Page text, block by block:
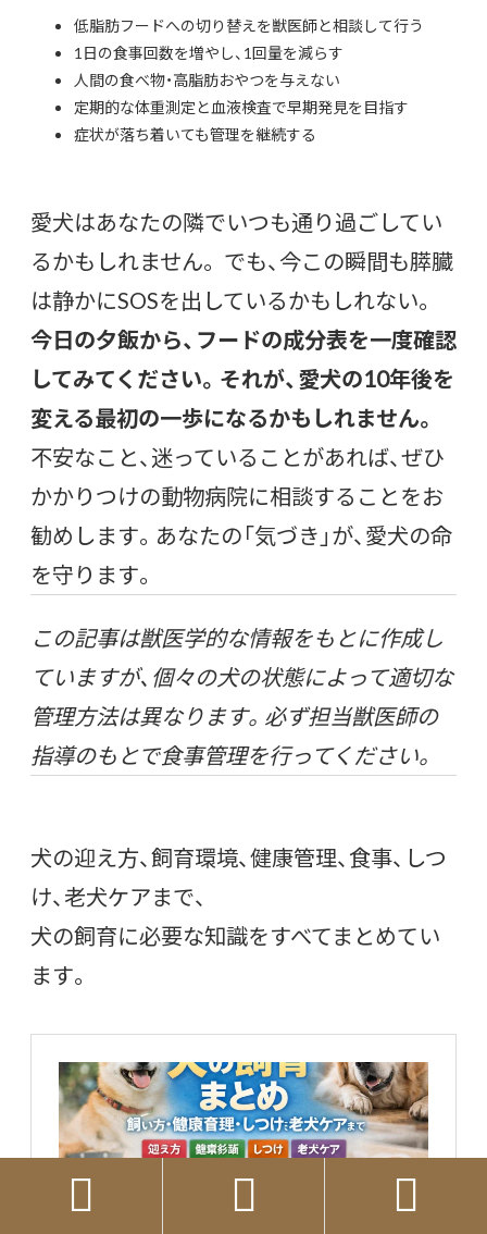
低脂肪フードへの切り替えを獣医師と相談して行う
1日の食事回数を増やし、1回量を減らす
人間の食べ物・高脂肪おやつを与えない
定期的な体重測定と血液検査で早期発見を目指す
症状が落ち着いても管理を継続する
愛犬はあなたの隣でいつも通り過ごしてい
るかもしれません。 でも、今この瞬間も膵臓
は静かにSOSを出しているかもしれない。
今日の夕飯から、フードの成分表を一度確認
してみてください。それが、愛犬の10年後を
変える最初の一歩になるかもしれません。
不安なこと、迷っていることがあれば、ぜひ
かかりつけの動物病院に相談することをお
勧めします。あなたの「気づき」が、愛犬の命
を守ります。
この記事は獣医学的な情報をもとに作成し
ていますが、個々の犬の状態によって適切な
管理方法は異なります。必ず担当獣医師の
指導のもとで食事管理を行ってください。
犬の迎え方、飼育環境、健康管理、食事、しつ
け、老犬ケアまで、
犬の飼育に必要な知識をすべてまとめてい
ます。
  